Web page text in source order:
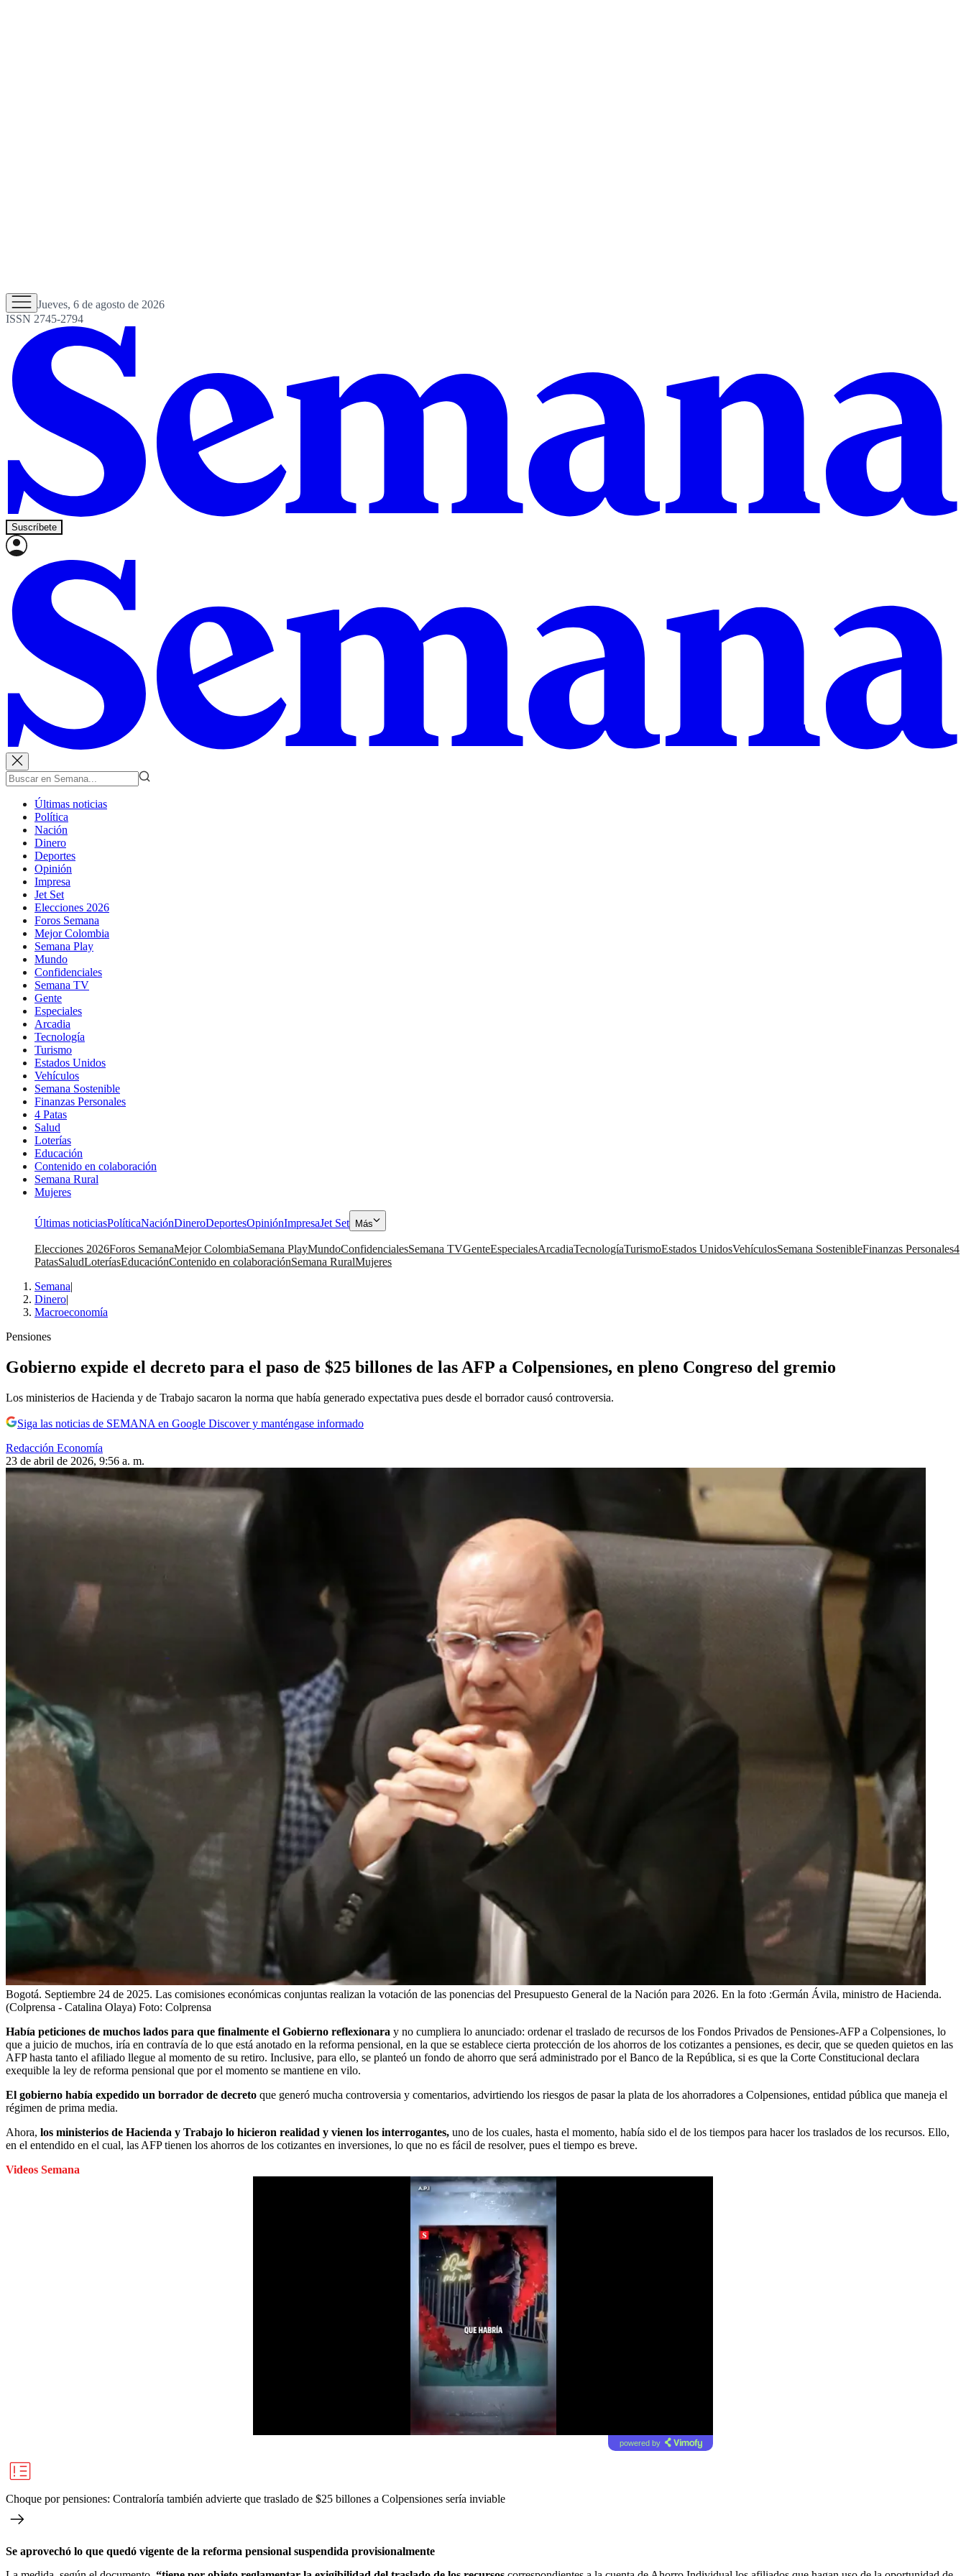
Jueves, 6 de agosto de 2026
ISSN 2745-2794
Suscríbete
Últimas noticias
Política
Nación
Dinero
Deportes
Opinión
Impresa
Jet Set
Elecciones 2026
Foros Semana
Mejor Colombia
Semana Play
Mundo
Confidenciales
Semana TV
Gente
Especiales
Arcadia
Tecnología
Turismo
Estados Unidos
Vehículos
Semana Sostenible
Finanzas Personales
4 Patas
Salud
Loterías
Educación
Contenido en colaboración
Semana Rural
Mujeres
Últimas noticiasPolíticaNaciónDineroDeportesOpiniónImpresaJet Set Más
Elecciones 2026Foros SemanaMejor ColombiaSemana PlayMundoConfidencialesSemana TVGenteEspecialesArcadiaTecnologíaTurismoEstados UnidosVehículosSemana SostenibleFinanzas Personales4
PatasSaludLoteríasEducaciónContenido en colaboraciónSemana RuralMujeres
Semana|
Dinero|
Macroeconomía
Pensiones
Gobierno expide el decreto para el paso de $25 billones de las AFP a Colpensiones, en pleno Congreso del gremio
Los ministerios de Hacienda y de Trabajo sacaron la norma que había generado expectativa pues desde el borrador causó controversia.
Siga las noticias de SEMANA en Google Discover y manténgase informado
Redacción Economía
23 de abril de 2026, 9:56 a. m.
Bogotá. Septiembre 24 de 2025. Las comisiones económicas conjuntas realizan la votación de las ponencias del Presupuesto General de la Nación para 2026. En la foto :Germán Ávila, ministro de Hacienda.
(Colprensa - Catalina Olaya) Foto: Colprensa
Había peticiones de muchos lados para que finalmente el Gobierno reflexionara y no cumpliera lo anunciado: ordenar el traslado de recursos de los Fondos Privados de Pensiones-AFP a Colpensiones, lo
que a juicio de muchos, iría en contravía de lo que está anotado en la reforma pensional, en la que se establece cierta protección de los ahorros de los cotizantes a pensiones, es decir, que se queden quietos en las
AFP hasta tanto el afiliado llegue al momento de su retiro. Inclusive, para ello, se planteó un fondo de ahorro que será administrado por el Banco de la República, si es que la Corte Constitucional declara
exequible la ley de reforma pensional que por el momento se mantiene en vilo.
El gobierno había expedido un borrador de decreto que generó mucha controversia y comentarios, advirtiendo los riesgos de pasar la plata de los ahorradores a Colpensiones, entidad pública que maneja el
régimen de prima media.
Ahora, los ministerios de Hacienda y Trabajo lo hicieron realidad y vienen los interrogantes, uno de los cuales, hasta el momento, había sido el de los tiempos para hacer los traslados de los recursos. Ello,
en el entendido en el cual, las AFP tienen los ahorros de los cotizantes en inversiones, lo que no es fácil de resolver, pues el tiempo es breve.
Videos Semana
powered by
Choque por pensiones: Contraloría también advierte que traslado de $25 billones a Colpensiones sería inviable
Se aprovechó lo que quedó vigente de la reforma pensional suspendida provisionalmente